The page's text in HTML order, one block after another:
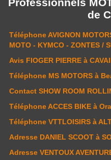
de
Téléphone AVIGNON
MOTO - KYMCO - ZONTES /
Avis FIOGER PIERRE à
Téléphone MS MOTORS à
Contact SHOW ROOM
Téléphone ACCES BIKE à
Téléphone VTTLOISIRS à
Adresse DANIEL SCOOT à
Adresse VENTOUX